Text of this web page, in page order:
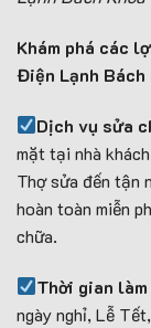
Khám phá các
Điện Lạnh Bách
Dịch vụ sửa
mặt tại nhà
Thợ sửa đến tận
hoàn toàn miễn
chữa.
Thời gian
ngày nghỉ, Lễ